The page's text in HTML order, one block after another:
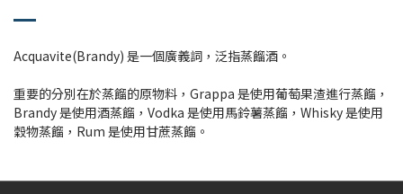
Acquavite(Brandy) 是一個廣義詞，泛指蒸餾酒。
重要的分別在於蒸餾的原物料，Grappa 是使用葡萄果渣進行蒸餾，
Brandy 是使用酒蒸餾，Vodka 是使用馬鈴薯蒸餾，Whisky 是使用
穀物蒸餾，Rum 是使用甘蔗蒸餾。